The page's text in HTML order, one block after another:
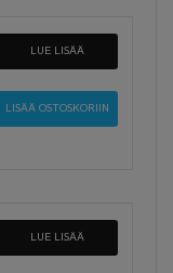
LUE LISÄÄ
LUE LISÄÄ